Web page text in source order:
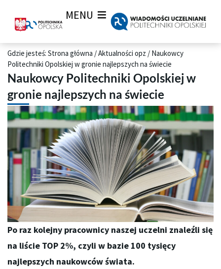
MENU
Gdzie jesteś: Strona główna /Aktualności opz / Naukowcy
Politechniki Opolskiej w gronie najlepszych na świecie
Naukowcy Politechniki Opolskiej w
gronie najlepszych na świecie
Po raz kolejny pracownicy naszej uczelni znaleźli się
na liście TOP 2%, czyli w bazie 100 tysięcy
najlepszych naukowców świata.